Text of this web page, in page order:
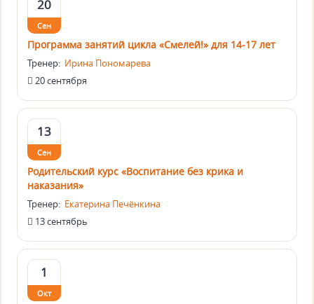
20
Сен
Программа занятий цикла «Смелей!» для 14-17 лет
Тренер: Ирина Пономарева
20 сентября
13
Сен
Родительский курс «Воспитание без крика и
наказания»
Тренер: Екатерина Печёнкина
13 сентябрь
1
Окт